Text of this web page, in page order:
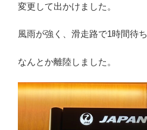
変更して出かけました。
風雨が強く、滑走路で1時間待ち
なんとか離陸しました。